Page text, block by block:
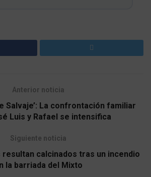
Anterior noticia
Salvaje’: La confrontación familiar
Luis y Rafael se intensifica
Siguiente noticia
calcinados tras un incendio
la barriada del Mixto